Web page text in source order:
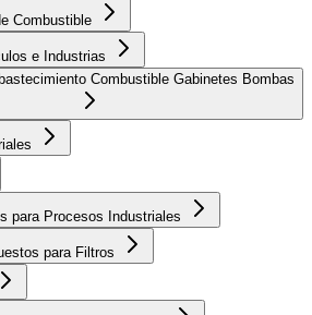
Combustible
e Industrias
Combustible Gabinetes Bombas
para Procesos Industriales
para Filtros